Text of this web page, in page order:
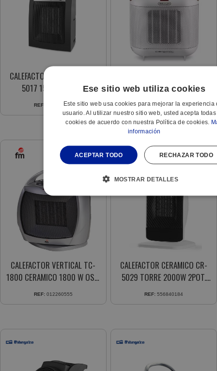
CALEFACTOR CERAMICO CR-
5017 1500W NEGRO
REF: 022560412
HFX-30C18 IW 1800W
2VELOCIDADES
REF: 439914331
CALEFACTOR VERTICAL TC-
1800 CERAMICO 1800 W OSC.
GRIS 2 POT
REF: 012260555
CALEFACTOR CERAMICO CR-
5029 TORRE 2000W 2POT.
M.DIST. TEMP.24H. PANT.LED Y
TACTI
REF: 556840184
Ese sitio web utiliza cookies
Este sitio web usa cookies para mejorar la experiencia
usuario. Al utilizar nuestro sitio web, usted acepta
cookies de acuerdo con nuestra Política de cookies.
información
ACEPTAR TODO RECHAZAR TODO
MOSTRAR DETALLES